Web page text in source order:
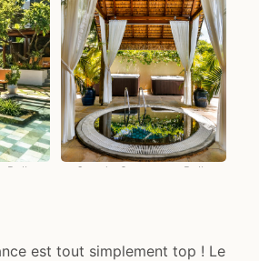
Spa du Constance Belle
est tout simplement top ! Le